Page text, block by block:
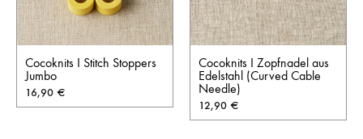
Cocoknits I Stitch Stoppers
Jumbo
16,90 €
Cocoknits I Zopfnadel aus
Edelstahl (Curved Cable
Needle)
12,90 €